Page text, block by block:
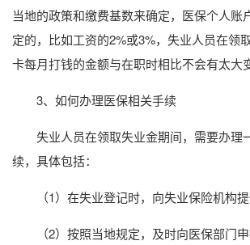
当地的政策和缴费基数来确定，医保个人账
定的，比如工资的2%或3%，失业人员在领
卡每月打钱的金额与在职时相比不会有太大
3、如何办理医保相关手续
失业人员在领取失业金期间，需要办理
续，具体包括：
（1）在失业登记时，向失业保险机构
（2）按照当地规定，及时向医保部门